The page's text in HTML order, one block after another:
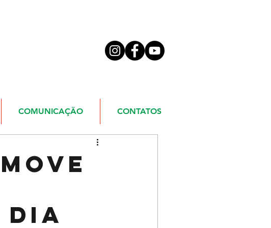
COMUNICAÇÃO CONTATOS